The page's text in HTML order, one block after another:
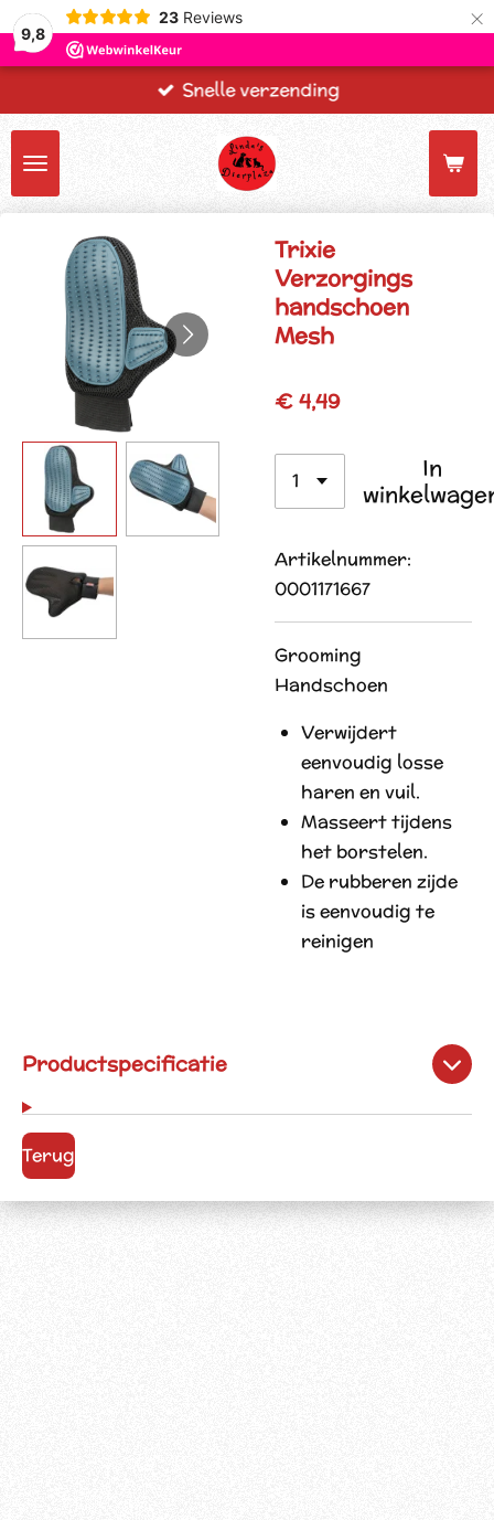
9,8
23 Reviews ×
Snelle verzending
Trixie
Verzorgings
handschoen
Mesh
€ 4,49
In
Artikelnummer:
0001171667
Grooming
Handschoen
Verwijdert
eenvoudig losse
haren en vuil.
Masseert tijdens
het borstelen.
De rubberen zijde
is eenvoudig te
reinigen
Productspecificatie
Terug